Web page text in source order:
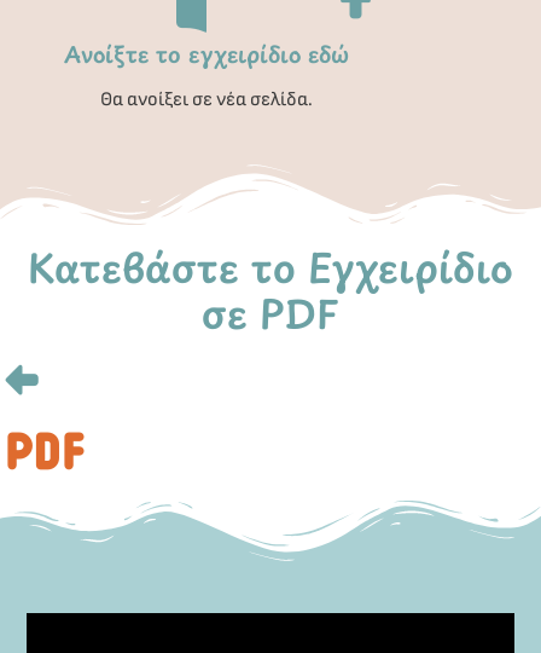
Ανοίξτε το εγχειρίδιο εδώ
Θα ανοίξει σε νέα σελίδα.
Κατεβάστε το Εγχειρίδιο
σε PDF